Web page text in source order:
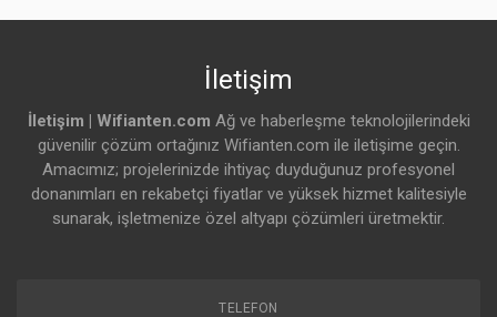
İletişim
İletişim | Wifianten.com Ağ ve haberleşme teknolojilerindeki
güvenilir çözüm ortağınız Wifianten.com ile iletişime geçin.
Amacımız; projelerinizde ihtiyaç duyduğunuz profesyonel
donanımları en rekabetçi fiyatlar ve yüksek hizmet kalitesiyle
sunarak, işletmenize özel altyapı çözümleri üretmektir.
TELEFON